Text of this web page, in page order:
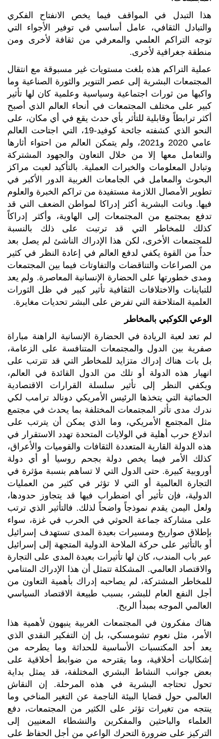
هذا التبدل في المواقف فيما يخص الانفتاح الفكري
والتبادل الثقافي، عامل أساسي في توفير الأجواء التي
توجه التراكم العلمي والمعرفي من ثقافة لأخرى ومن
منطقة جغرافية لأخرى.
عملية التراكم هذه بلغت مستويات غير مسبوقة مع انتقال
المجتمعات البشرية إلى عصر التنوير والثورة الصناعية وما
واكبها من ثورات اجتماعية وسياسية وعلمية كان لها تأثير
كبير على مختلف المجتمعات في أنحاء العالم الذي أصبح
أكثر ترابطاً وقابلية للتأثر بأي حدث يقع في أي مكان، على
النحو الذي كشفته جائحة كوفيد-19، التي اجتاحت العالم
عامي 2020 و2021، ولم يتمكن العالم من احتواء أثارها
والتعامل معها إلا من خلال التعاون والجهود المشتركة
وتبادل المعلومات والخبرات العملية. بالتأكيد لعبت مراكز
البحوث والمعامل في الجامعات الغربية الدور الأكبر في
تطوير الأمصال اللازمة مستفيدة من تراكم الخبرة والعلوم
فيها. وباتت البشرية أكثر إدراكا لمواطن الضعف التي قد
تدفع بمجتمع من المجتمعات إلى الهاوية، وأكثر إدراكاً
كذلك للمخاطر التي قد ترتبت على ذلك بالنسبة
للمجتمعات الأخرى، لكن هذا الإدراك الناشئ لم يصل بعد
حداً من القوة يكفي لدفع العالم في إعادة النظر في كثير
من الصراعات والتناقضات والتفاوتات فيما بين المجتمعات
ومدى خطورتها على الحضارة الإنسانية المعاصرة. ولم يعد
للتباينات والاختلافات الثقافية تأثير كبير في ظل الثورات
العلمية المتلاحقة التي تفرض على البشر تحديات مغايرة.
الوعي الكوكبي بالمخاطر
لم تعد لعبة الريادة في الحضارة الإنسانية الراهنة مباراة
صفرية بين الدول والمجتمعات المتنافسة على الزعامة،
بل بات هناك إدراك متزايد للمخاطر التي قد تترتب على
انهيار هذه الدولة أو تلك من الدول القائدة في العالم،
ويكفي النظر إلى تأثير سلسلة القرارات الاقتصادية
الحمائية التي يتخذها الرئيس الأمريكي دونالد ترامب لكي
ندرك مدى تأثر المجتمعات المختلفة بما يحدث في مجتمع
مثل المجتمع الأمريكي، وما الذي يمكن أن يترتب على
اندلاع حرب أهلية في الولايات المتحدة تهدد الاستقرار في
هذه الدولة القارية المتعددة الثقافات والقوميات والأعراق،
كذلك الأمر فيما يخص دولة بجحم روسيا أو أي دولة
أوروبية كبيرة. حتى الدول التي لا تساهم بنسبة مؤثرة في
التجارة العالمية أو التي لا تؤثر في كثير من العمليات
الدولية، فإن تأثير أي اضطراب فيها قد يتجاوز حدودها،
ولعل اليمن يقدم نموذجاً واضحاً لذلك. فالتأثير الذي ترتب
على مشاركة جماعة الحوثي في الحرب في غزة، سواء
بإطلاق صواريخ ومسيرات بعيدة المدى تستهدف إسرائيل
أو بالتأثير على حركة الملاحة الدولية المتجهة إلى إسرائيل
عبر باب المندب، كان لها تأثيرات بعيدة المدى على التجارة
والاقتصاد العالمي. المشكلة تتمثل أن هذا الإدراك المتنامي
للمخاطر المشتركة، لم يصاحبه إدراك بأهمية التعاون من
أجل النفع العام للبشر، بسبب طبيعة الاقتصاد السياسي
العالمي الموجه بمبدأ الربح.
هناك مفكرون في المجتمعات الغربية ينبهون لأهمية هذا
الأمر، مثل نعوم تشومسكي، بل إن التفكير النقدي الذي
يعد أحد المكتسبات الأساسية للحداثة وما يطرحه من
إشكاليات أخلاقية، وما يقترحه من ضوابط أخلاقية على
بعض جوانب النشاط البشري المختلفة، قد يمثل بداية
تحول تحتاجه البشرية في هذه المرحلة. إن النقاش
العالمي حول قضايا البيئة الناجمة عن التغير المناخي وما
ينتجه من تغيرات تؤثر على الكثير من المجتمعات، دفع
العلماء والباحثين والمفكرين والنشطاء المعنيين إلى
التركيز على ضرورة التحرك الواعي من أجل الحفاظ على